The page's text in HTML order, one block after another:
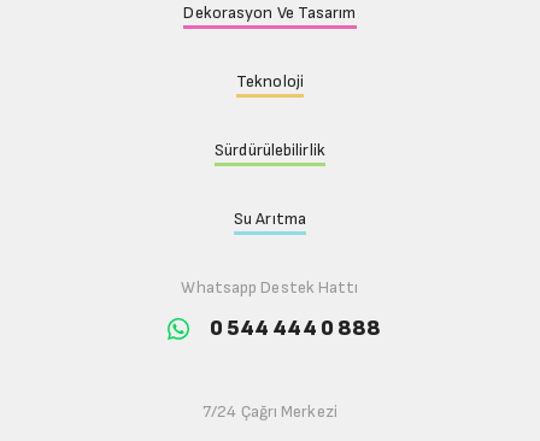
Dekorasyon Ve Tasarım
Teknoloji
Sürdürülebilirlik
Su Arıtma
Whatsapp Destek Hattı
0 544 444 0 888
7/24 Çağrı Merkezi